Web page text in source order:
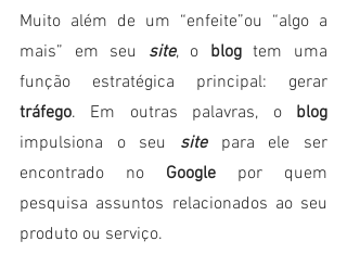
Muito além de um “enfeite”ou “algo a
mais” em seu site, o blog tem uma
tráfego. Em outras palavras, o blog
impulsiona o seu site para ele ser
encontrado no Google por quem
pesquisa assuntos relacionados ao seu
produto ou serviço.